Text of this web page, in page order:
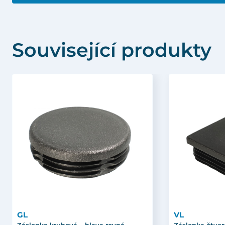
Související produkty
GL VL